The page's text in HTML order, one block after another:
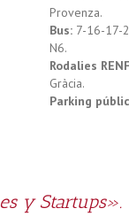
Provenza.
Bus: 7-16-17-
N6.
Rodalies
Gràcia.
Parking
y Startups».